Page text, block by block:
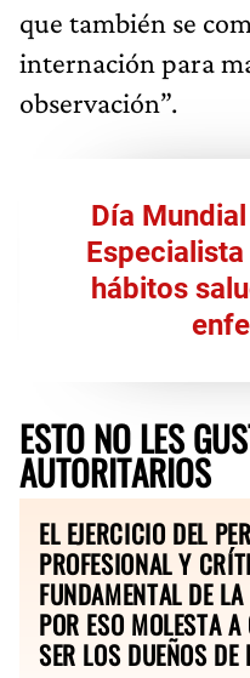
que también se
internación para
observación”.
Día
hábitos
ESTO NO LES
AUTORITARIOS
EL EJERCICIO DEL
PROFESIONAL Y
FUNDAMENTAL DE
POR ESO MOLESTA A
SER LOS DUEÑOS